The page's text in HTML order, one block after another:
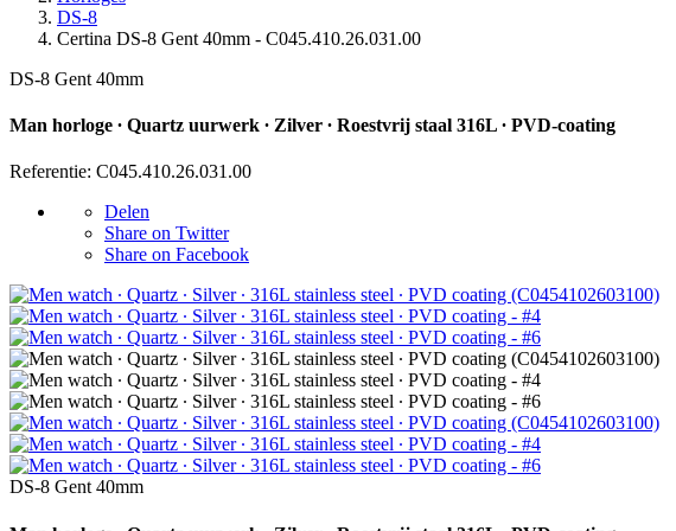
DS-8
Certina DS-8 Gent 40mm - C045.410.26.031.00
DS-8 Gent 40mm
Man horloge ∙ Quartz uurwerk ∙ Zilver ∙ Roestvrij staal 316L ∙ PVD-coating
Referentie: C045.410.26.031.00
Delen
Share on Twitter
Share on Facebook
DS-8 Gent 40mm